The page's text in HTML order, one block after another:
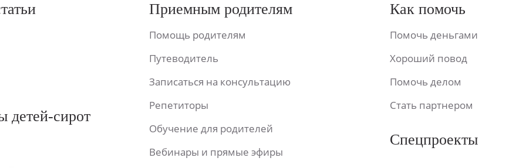
детей-сирот
Приемным родителям
Помощь родителям
Путеводитель
Записаться на консультацию
Репетиторы
Обучение для родителей
Вебинары и прямые эфиры
Как помочь
Помочь деньгами
Хороший повод
Помочь делом
Стать партнером
Спецпроекты